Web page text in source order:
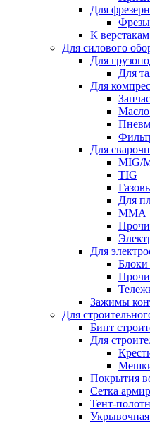
Для
К верстакам
Для силового
Для
Для
Для
Масло
Для
MIG/
TIG
Для
ММА
Для
Блоки
Зажимы
Для
Бинт
Для
Мешки
Покрытия
Сетка
Тент-